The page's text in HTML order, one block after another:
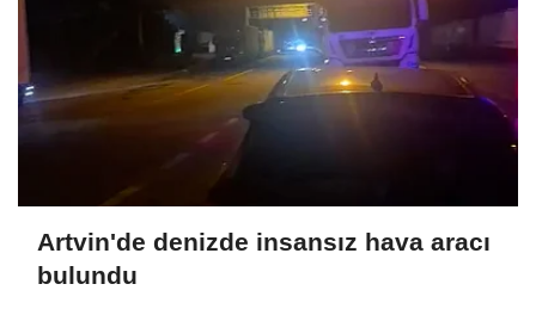
Artvin'de denizde insansız hava aracı
bulundu